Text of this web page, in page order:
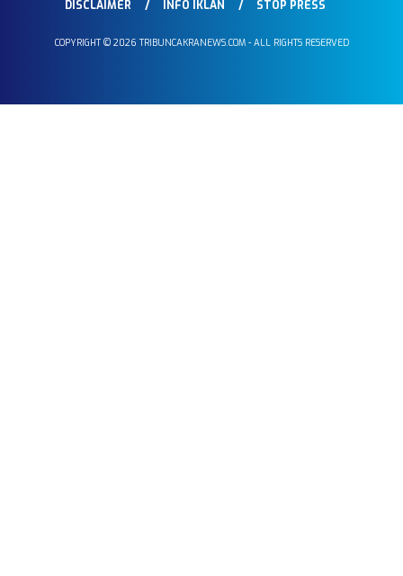
DISCLAIMER INFO IKLAN STOP PRESS
COPYRIGHT © 2026 TRIBUNCAKRANEWS.COM - ALL RIGHTS RESERVED